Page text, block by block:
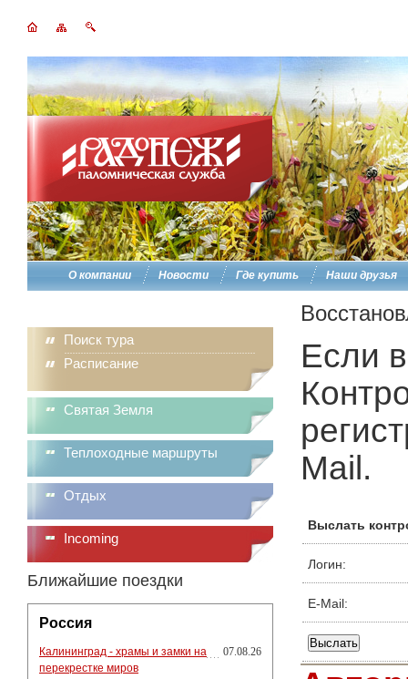
О компании Новости Где купить Наши друзья
Поиск тура
Расписание
Святая Земля
Теплоходные маршруты
Отдых
Incoming
Ближайшие поездки
Россия
Калининград - храмы и замки на
перекрестке миров
07.08.26
Если
Mail.
Выслать
Логин:
E-Mail: